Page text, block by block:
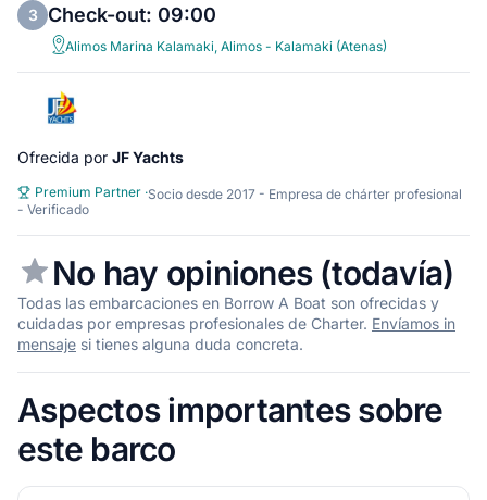
3 Check-out: 09:00
Alimos Marina Kalamaki, Alimos - Kalamaki (Atenas)
Ofrecida por JF Yachts
Premium Partner ·Socio desde 2017 - Empresa de chárter profesional
- Verificado
No hay opiniones (todavía)
Todas las embarcaciones en Borrow A Boat son ofrecidas y
cuidadas por empresas profesionales de Charter. Envíamos in
mensaje si tienes alguna duda concreta.
Aspectos importantes sobre
este barco